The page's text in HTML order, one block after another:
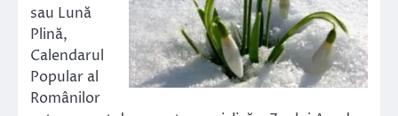
sau Lună
Plină,
Calendarul
Popular al
Românilor